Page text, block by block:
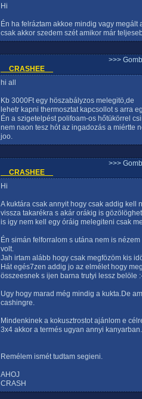
Hi
Én ha felráztam akkoe mindig vagy
csak akkor szedem szét amikor már
>>>
__CRASHEE__
hi all
Kb 3000Ft egy höszabályzos melegitö,de
lehetr kapni thermosztat kapcsollot s arra
Én a szigetelpést polifoam-os hőtükörrel
nem naon tesz hót az ingadozás a miértte
joo.
>>>
__CRASHEE__
Hi
A kuktára csak annyit hogy csak addig kell
vissza takarékra s akár orákig is
is igy nem kell egy óráig melegiteni csak
Én simán felforralom s utána nem is
volt.
Jah irtam alább hogy csak megfözöm kis
Hát egés7zen addig jo az elmélet hogy
összeesnek s ijen barna trutyi lessz belöle
Ugy hogy marad még mindig a kukta.De
cashingre.
Mindenkinek a kokusztrostot ajánlom e
3x4 akkor a termés ugyan annyi kanyarban.
Remélem ismét tudtam segieni.
AHOJ
CRASH